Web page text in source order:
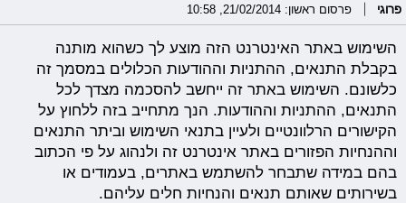
פרוגי פרסום ראשון: 21/02/2014, 10:58
השימוש באתר האינטרנט הזה מוצע לך כשהוא מותנה
בקבלת התנאים, ההתניות וההודעות הכלולים במסמך זה
כלשונם. השימוש באתר זה ייחשב להסכמה מצדך לכל
התנאים, ההתניות וההודעות. הנך מתחייב בזה ללחוץ על
הקישורים הרלוונטיים ולעיין בתנאי השימוש וביתר התנאים
וההנחיות הפזורים באתר אינטרנט זה ולנהוג על פי הכתוב
בהם במידה שתבחר להשתמש באתרים, בעמודים או
בשירותים שאותם תנאים והנחיות חלים עליהם.